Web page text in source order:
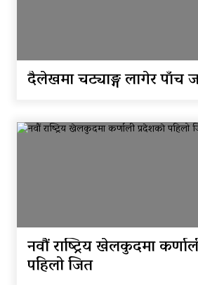
दैलेखमा चट्याङ्ग लागेर पाँच
नवाैं राष्ट्रिय खेलकुदमा
पहिलो जित